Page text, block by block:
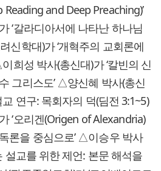
and Deep Preaching)’
‘갈라디아서에 나타난 하나님
신학대)가 ‘개혁주의 교회론에
희성 박사(총신대)가 ‘칼빈의 신
그리스도’ △양신혜 박사(총신
연구: 목회자의 덕(딤전 3:1~5)
‘오리겐(Origen of Alexandria)
론을 중심으로’ △이승우 박사
설교를 위한 제언: 본문 해석을